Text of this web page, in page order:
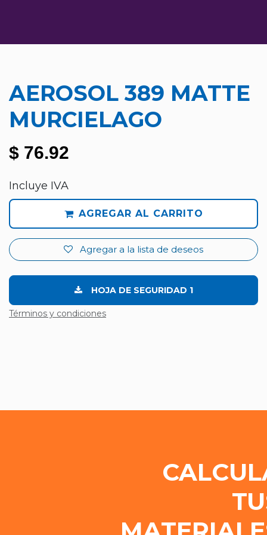
AEROSOL 389 MATTE
MURCIELAGO
$ 76.92
Incluye IVA
AGREGAR AL CARRITO
Agregar a la lista de deseos
HOJA DE SEGURIDAD 1
Términos y condiciones